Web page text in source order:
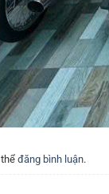
đăng bình luận.